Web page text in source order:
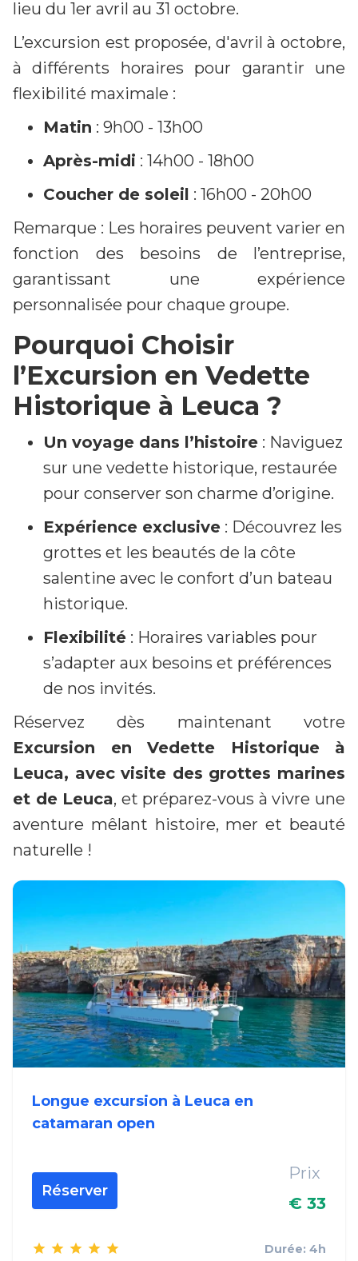
lieu du 1er avril au 31 octobre.
L’excursion est proposée, d'avril à octobre,
à différents horaires pour garantir une
flexibilité maximale :
Matin : 9h00 - 13h00
Après-midi : 14h00 - 18h00
Coucher de soleil : 16h00 - 20h00
Remarque : Les horaires peuvent varier en
fonction des besoins de l’entreprise,
garantissant une expérience
personnalisée pour chaque groupe.
Pourquoi Choisir
l’Excursion en Vedette
Historique à Leuca ?
Un voyage dans l’histoire : Naviguez
sur une vedette historique, restaurée
pour conserver son charme d’origine.
Expérience exclusive : Découvrez les
grottes et les beautés de la côte
salentine avec le confort d’un bateau
historique.
Flexibilité : Horaires variables pour
s’adapter aux besoins et préférences
de nos invités.
Réservez dès maintenant votre
Excursion en Vedette Historique à
Leuca, avec visite des grottes marines
et de Leuca, et préparez-vous à vivre une
aventure mêlant histoire, mer et beauté
naturelle !
Longue excursion à Leuca en
catamaran open
Réserver
Prix
€ 33
Durée: 4h